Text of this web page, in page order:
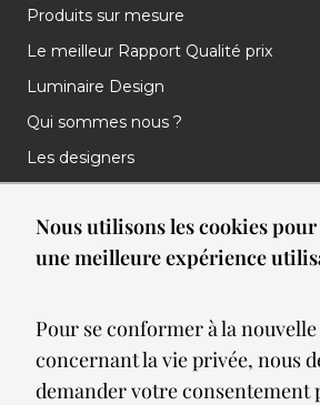
Nous utilisons les cookies
une meilleure expérience
Pour se conformer à la
concernant la vie privée, nous
demander votre consentement
Produits sur mesure
Le meilleur Rapport Qualité prix
Luminaire Design
Qui sommes nous ?
Les designers
Nos réalisations
Nos Clients
Meilleures ventes
Blog